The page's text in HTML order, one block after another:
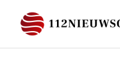
naar
de